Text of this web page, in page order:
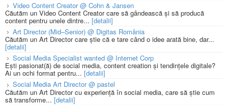
Video Content Creator @ Cohn & Jansen
Căutăm un Video Content Creator care să gândească și să producă
content pentru unele dintre... [detalii]
Art Director (Mid–Senior) @ Digitas România
Căutăm un Art Director care știe că e tare când o idee arată bine, dar...
[detalii]
Social Media Specialist wanted @ Internet Corp
Ești pasionat(ă) de social media, content creation și tendințele digitale?
Ai un ochi format pentru... [detalii]
Social Media Art Director @ pastel
Căutăm un Art Director cu experiență în social media, care să știe cum
să transforme... [detalii]